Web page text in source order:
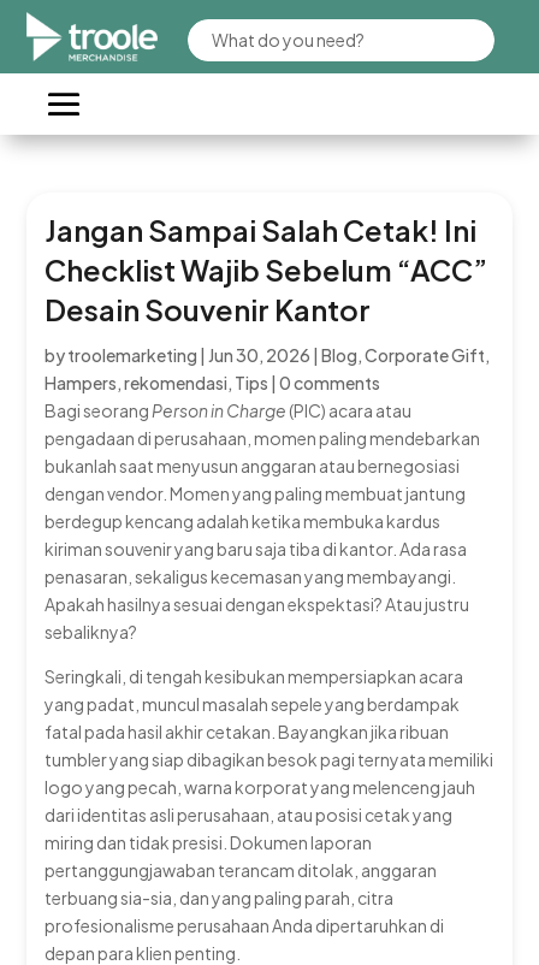
Jangan Sampai Salah Cetak! Ini
Checklist Wajib Sebelum “ACC”
Desain Souvenir Kantor
bytroolemarketing | Jun 30, 2026 |Blog,Corporate Gift,
Hampers,rekomendasi, Tips |0 comments
Bagi seorang Person in Charge (PIC) acara atau
pengadaan di perusahaan, momen paling mendebarkan
bukanlah saat menyusun anggaran atau bernegosiasi
dengan vendor. Momen yang paling membuat jantung
berdegup kencang adalah ketika membuka kardus
kiriman souvenir yang baru saja tiba di kantor. Ada rasa
penasaran, sekaligus kecemasan yang membayangi.
Apakah hasilnya sesuai dengan ekspektasi? Atau justru
sebaliknya?
Seringkali, di tengah kesibukan mempersiapkan acara
yang padat, muncul masalah sepele yang berdampak
fatal pada hasil akhir cetakan. Bayangkan jika ribuan
tumbler yang siap dibagikan besok pagi ternyata memiliki
logo yang pecah, warna korporat yang melenceng jauh
dari identitas asli perusahaan, atau posisi cetak yang
miring dan tidak presisi. Dokumen laporan
pertanggungjawaban terancam ditolak, anggaran
terbuang sia-sia, dan yang paling parah, citra
profesionalisme perusahaan Anda dipertaruhkan di
depan para klien penting.